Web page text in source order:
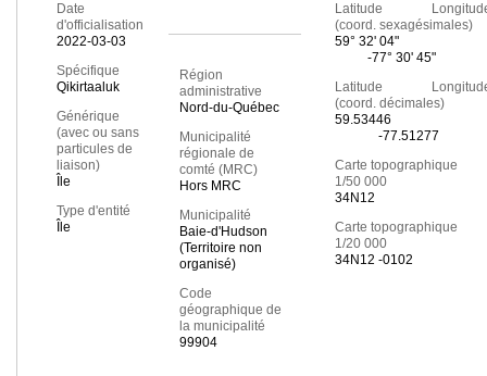
Date
d'officialisation
2022-03-03
Spécifique
Qikirtaaluk
Générique
(avec ou sans
particules de
liaison)
Île
Type d'entité
Île
Région
administrative
Nord-du-Québec
Municipalité
régionale de
comté (MRC)
Hors MRC
Municipalité
Baie-d'Hudson
(Territoire non
organisé)
Code
géographique de
la municipalité
99904
Latitude
(coord. sexagésimales)
59° 32' 04"
-77° 30' 45"
Latitude
(coord. décimales)
59.53446
-77.51277
Carte topographique
1/50 000
34N12
Carte topographique
1/20 000
34N12 -0102